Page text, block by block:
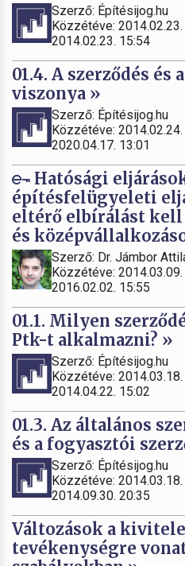
Szerző: Építésijog.hu
Közzétéve:
2014.02.23. 15:54
01.4. A szerződés és
viszonya »
Szerző: Építésijog.hu
Közzétéve:
2020.04.17. 13:01
Hatósági
építésfelügyeleti
eltérő elbírálást
és
Szerző: Dr. Jámbor
Közzétéve:
2016.02.02. 15:55
01.1. Milyen
Ptk-t alkalmazni? »
Szerző: Építésijog.hu
Közzétéve:
2014.04.22. 15:02
01.3. Az általános
és a fogyasztói
Szerző: Építésijog.hu
Közzétéve:
2014.09.30. 20:35
Változások a
tevékenységre